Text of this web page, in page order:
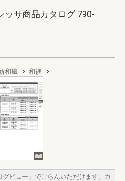
ッサ商品カタログ 790-
和風 和襖
ビュー」でごらんいただけます。カ